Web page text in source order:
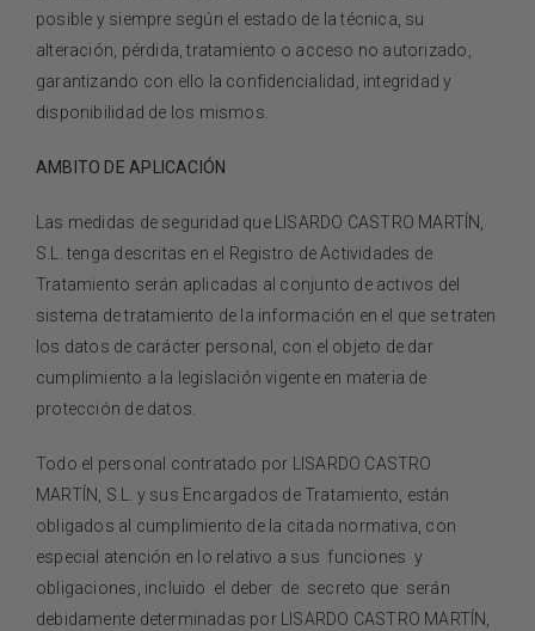
posible y siempre según el estado de la técnica, su
alteración, pérdida, tratamiento o acceso no autorizado,
garantizando con ello la confidencialidad, integridad y
disponibilidad de los mismos.
AMBITO DE APLICACIÓN
Las medidas de seguridad que LISARDO CASTRO MARTÍN,
S.L. tenga descritas en el Registro de Actividades de
Tratamiento serán aplicadas al conjunto de activos del
sistema de tratamiento de la información en el que se traten
los datos de carácter personal, con el objeto de dar
cumplimiento a la legislación vigente en materia de
protección de datos.
Todo el personal contratado por LISARDO CASTRO
MARTÍN, S.L. y sus Encargados de Tratamiento, están
obligados al cumplimiento de la citada normativa, con
especial atención en lo relativo a sus funciones y
obligaciones, incluido el deber de secreto que serán
debidamente determinadas por LISARDO CASTRO MARTÍN,